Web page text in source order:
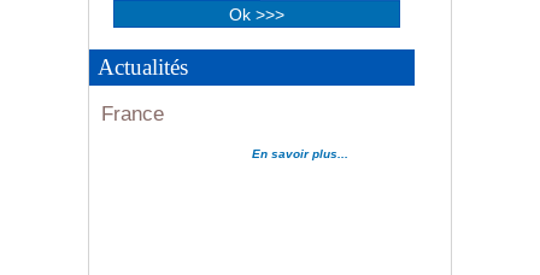
Actualités
Informations utiles tour de
France
Informations utiles tour de
France